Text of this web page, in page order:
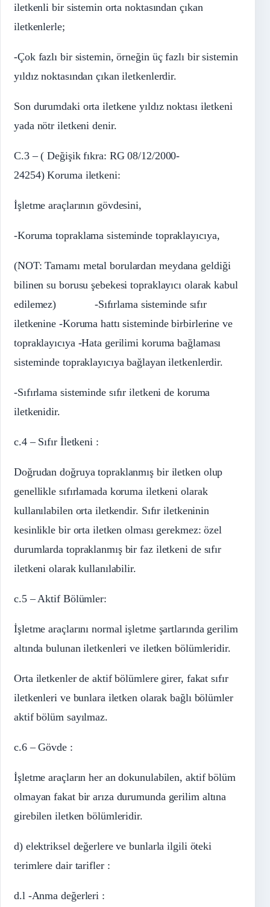
iletkenli bir sistemin orta noktasından çıkan
iletkenlerle;
-Çok fazlı bir sistemin, örneğin üç fazlı bir sistemin
yıldız noktasından çıkan iletkenlerdir.
Son durumdaki orta iletkene yıldız noktası iletkeni
yada nötr iletkeni denir.
C.3 – ( Değişik fıkra: RG 08/12/2000-
24254) Koruma iletkeni:
İşletme araçlarının gövdesini,
-Koruma topraklama sisteminde topraklayıcıya,
(NOT: Tamamı metal borulardan meydana geldiği
bilinen su borusu şebekesi topraklayıcı olarak kabul
edilemez) -Sıfırlama sisteminde sıfır
iletkenine -Koruma hattı sisteminde birbirlerine ve
topraklayıcıya -Hata gerilimi koruma bağlaması
sisteminde topraklayıcıya bağlayan iletkenlerdir.
-Sıfırlama sisteminde sıfır iletkeni de koruma
iletkenidir.
c.4 – Sıfır İletkeni :
Doğrudan doğruya topraklanmış bir iletken olup
genellikle sıfırlamada koruma iletkeni olarak
kullanılabilen orta iletkendir. Sıfır iletkeninin
kesinlikle bir orta iletken olması gerekmez: özel
durumlarda topraklanmış bir faz iletkeni de sıfır
iletkeni olarak kullanılabilir.
c.5 – Aktif Bölümler:
İşletme araçlarını normal işletme şartlarında gerilim
altında bulunan iletkenleri ve iletken bölümleridir.
Orta iletkenler de aktif bölümlere girer, fakat sıfır
iletkenleri ve bunlara iletken olarak bağlı bölümler
aktif bölüm sayılmaz.
c.6 – Gövde :
İşletme araçların her an dokunulabilen, aktif bölüm
olmayan fakat bir arıza durumunda gerilim altına
girebilen iletken bölümleridir.
d) elektriksel değerlere ve bunlarla ilgili öteki
terimlere dair tarifler :
d.l -Anma değerleri :